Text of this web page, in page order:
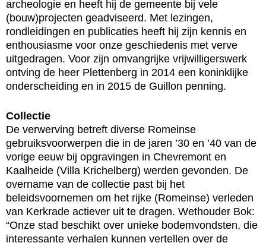
archeologie en heeft hij de gemeente bij vele
(bouw)projecten geadviseerd. Met lezingen,
rondleidingen en publicaties heeft hij zijn kennis en
enthousiasme voor onze geschiedenis met verve
uitgedragen. Voor zijn omvangrijke vrijwilligerswerk
ontving de heer Plettenberg in 2014 een koninklijke
onderscheiding en in 2015 de Guillon penning.
Collectie
De verwerving betreft diverse Romeinse
gebruiksvoorwerpen die in de jaren ’30 en ’40 van de
vorige eeuw bij opgravingen in Chevremont en
Kaalheide (Villa Krichelberg) werden gevonden. De
overname van de collectie past bij het
beleidsvoornemen om het rijke (Romeinse) verleden
van Kerkrade actiever uit te dragen. Wethouder Bok:
“Onze stad beschikt over unieke bodemvondsten, die
interessante verhalen kunnen vertellen over de